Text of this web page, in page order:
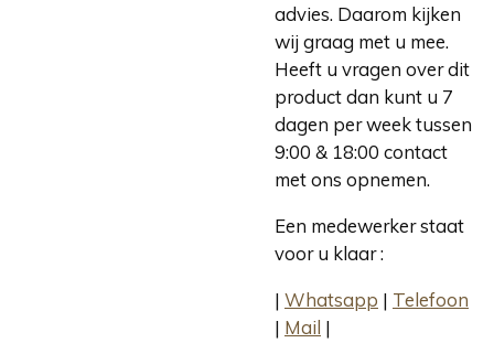
advies. Daarom kijken
wij graag met u mee.
Heeft u vragen over dit
product dan kunt u 7
dagen per week tussen
9:00 & 18:00 contact
met ons opnemen.
Een medewerker staat
voor u klaar :
| Whatsapp | Telefoon
| Mail |